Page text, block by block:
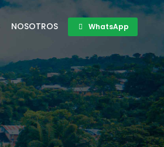
NOSOTROS WhatsApp